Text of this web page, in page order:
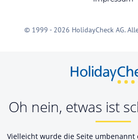
© 1999 - 2026 HolidayCheck AG.
Oh nein, etwas ist
Vielleicht wurde die Seite